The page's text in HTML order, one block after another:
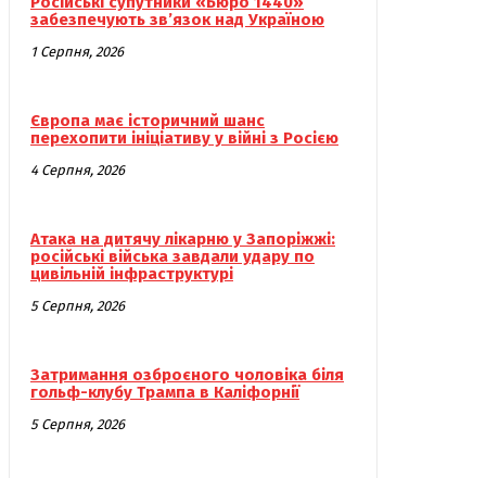
забезпечують зв’язок над Україною
1 Серпня, 2026
Європа має історичний шанс
перехопити ініціативу у війні з Росією
4 Серпня, 2026
Атака на дитячу лікарню у Запоріжжі:
російські війська завдали удару по
цивільній інфраструктурі
5 Серпня, 2026
Затримання озброєного чоловіка біля
гольф-клубу Трампа в Каліфорнії
5 Серпня, 2026